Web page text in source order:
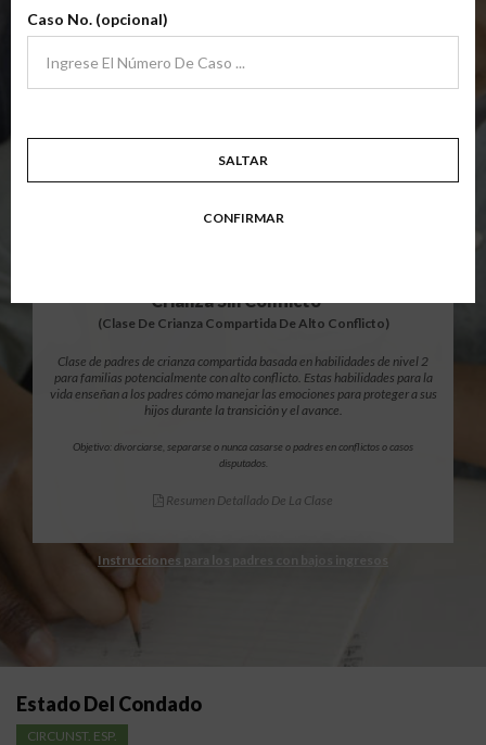
Clase de padres de crianza compartida básica de nivel 1 centrada en
familias en transición. Los padres aprenden habilidades para evitar errores
comunes en un esfuerzo por trabajar juntos como padres por el bien de los
niños.
$139.99
Crianza Sin Conflicto
(Clase De Crianza Compartida De Alto Conflicto)
Clase de padres de crianza compartida basada en habilidades de nivel 2
para familias potencialmente con alto conflicto. Estas habilidades para la
vida enseñan a los padres cómo manejar las emociones para proteger a sus
hijos durante la transición y el avance.
Objetivo: divorciarse, separarse o nunca casarse o padres en conflictos o casos
disputados.
Resumen Detallado De La Clase
Instrucciones para los padres con bajos ingresos
Estado Del Condado
CIRCUNST. ESP.
Caso No. (opcional)
SALTAR
CONFIRMAR